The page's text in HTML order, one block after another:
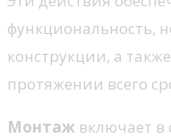
функциональность,
конструкции, а
протяжении всего
Монтаж включает в